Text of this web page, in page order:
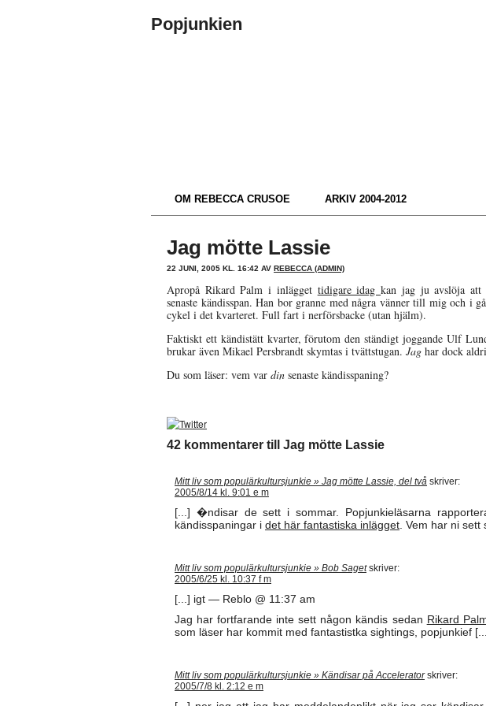
Popjunkien
OM REBECCA CRUSOE ARKIV 2004-2012
Jag mötte Lassie
22 JUNI, 2005 KL. 16:42 AV REBECCA (ADMIN)
Apropå Rikard Palm i inlägget tidigare idagkan jag ju avslöja
senaste kändisspan. Han bor granne med några vänner till mig och i
cykel i det kvarteret. Full fart i nerförsbacke (utan hjälm).
Faktiskt ett kändistätt kvarter, förutom den ständigt joggande Ulf
brukar även Mikael Persbrandt skymtas i tvättstugan. Jag har dock
Du som läser: vem var din senaste kändisspaning?
42 kommentarer till Jag mötte Lassie
Mitt liv som populärkultursjunkie » Jag mötte Lassie, del två skriver:
2005/8/14 kl. 9:01 e m
[...] �ndisar de sett i sommar. Popjunkieläsarna
kändisspaningar i det här fantastiska inlägget . Vem har ni
Mitt liv som populärkultursjunkie » Bob Saget skriver:
2005/6/25 kl. 10:37 f m
[...] igt — Reblo @ 11:37 am
Jag har fortfarande inte sett någon kändis sedan Rikard
som läser har kommit med fantastistka sightings, popjunkief
Mitt liv som populärkultursjunkie » Kändisar på Accelerator skriver:
2005/7/8 kl. 2:12 e m